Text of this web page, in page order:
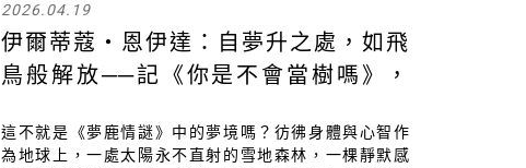
2026.04.19
伊爾蒂蔻・恩伊達：自夢升之處，如飛
鳥般解放──記《你是不會當樹嗎》，
這不就是《夢鹿情謎》中的夢境嗎？彷彿身體與心智作
為地球上，一處太陽永不直射的雪地森林，一棵靜默感